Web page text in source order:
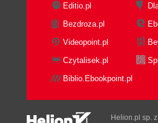
Editio.pl
Bezdroza.pl
Videopoint.pl
Czytalisek.pl
Biblio.Ebookpoint.pl
Helion.pl sp. z